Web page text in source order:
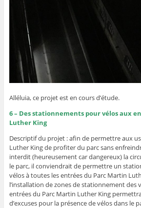
Alléluia, ce projet est en cours d’étude.
6 – Des stationnements pour vélos aux
Luther King
Descriptif du projet : afin de permettre aux
Luther King de profiter du parc sans
interdit (heureusement car dangereux) la
le parc, il conviendrait de permettre un
vélos à toutes les entrées du Parc Martin
l’installation de zones de stationnement des
entrées du Parc Martin Luther King
d’excuses pour la présence de vélos dans le